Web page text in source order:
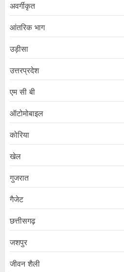
अवर्गीकृत
आंतरिक भाग
उड़ीसा
उत्तरप्रदेश
एम सी बी
ऑटोमोबाइल
कोरिया
खेल
गुजरात
गैजेट
छत्तीसगढ़
जशपुर
जीवन शैली